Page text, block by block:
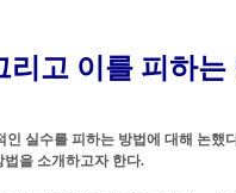
고 이를 피하는
실수를 피하는 방법에 대해 논했
을 소개하고자 한다.